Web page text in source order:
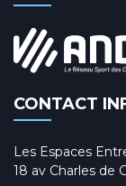
CONTACT
Les Espaces
18 av Charles de